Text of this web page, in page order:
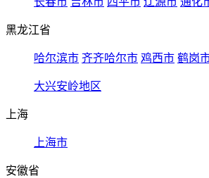
黑龙江省
哈尔滨市 齐齐哈尔市 鸡西市 鹤岗
大兴安岭地区
上海
上海市
安徽省